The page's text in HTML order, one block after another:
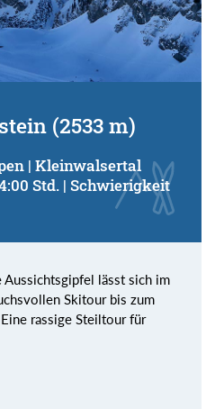
(2533 m)
| Kleinwalsertal
Std. | Schwierigkeit
Aussichtsgipfel lässt sich im
Skitour bis zum
rassige Steiltour für